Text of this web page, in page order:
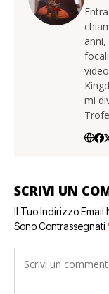
mi
SCRIVI UN
Il Tuo Indirizzo Email
Sono Contrassegnati